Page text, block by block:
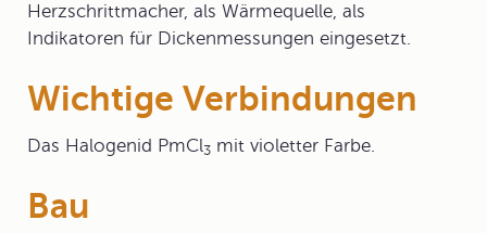
Herzschrittmacher, als Wärmequelle, als
Indikatoren für Dickenmessungen eingesetzt.
Wichtige Verbindungen
Das Halogenid PmCl3 mit violetter Farbe.
Bau